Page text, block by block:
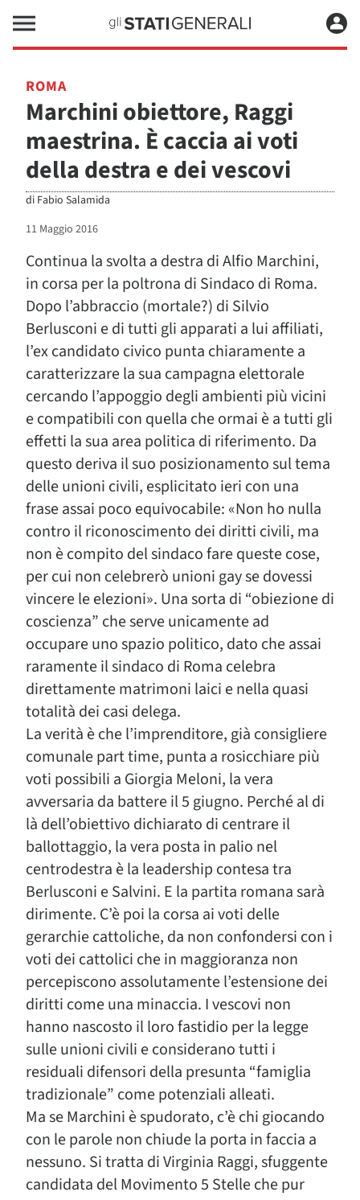
ROMA
Marchini obiettore, Raggi
maestrina. È caccia ai voti
della destra e dei vescovi
di Fabio Salamida
11 Maggio 2016
Continua la svolta a destra di Alfio Marchini,
in corsa per la poltrona di Sindaco di Roma.
Dopo l’abbraccio (mortale?) di Silvio
Berlusconi e di tutti gli apparati a lui affiliati,
l’ex candidato civico punta chiaramente a
caratterizzare la sua campagna elettorale
cercando l’appoggio degli ambienti più vicini
e compatibili con quella che ormai è a tutti gli
effetti la sua area politica di riferimento. Da
questo deriva il suo posizionamento sul tema
delle unioni civili, esplicitato ieri con una
frase assai poco equivocabile: «Non ho nulla
contro il riconoscimento dei diritti civili, ma
non è compito del sindaco fare queste cose,
per cui non celebrerò unioni gay se dovessi
vincere le elezioni». Una sorta di “obiezione di
coscienza” che serve unicamente ad
occupare uno spazio politico, dato che assai
raramente il sindaco di Roma celebra
direttamente matrimoni laici e nella quasi
totalità dei casi delega.
La verità è che l’imprenditore, già consigliere
comunale part time, punta a rosicchiare più
voti possibili a Giorgia Meloni, la vera
avversaria da battere il 5 giugno. Perché al di
là dell’obiettivo dichiarato di centrare il
ballottaggio, la vera posta in palio nel
centrodestra è la leadership contesa tra
Berlusconi e Salvini. E la partita romana sarà
dirimente. C’è poi la corsa ai voti delle
gerarchie cattoliche, da non confondersi con i
voti dei cattolici che in maggioranza non
percepiscono assolutamente l’estensione dei
diritti come una minaccia. I vescovi non
hanno nascosto il loro fastidio per la legge
sulle unioni civili e considerano tutti i
residuali difensori della presunta “famiglia
tradizionale” come potenziali alleati.
Ma se Marchini è spudorato, c’è chi giocando
con le parole non chiude la porta in faccia a
nessuno. Si tratta di Virginia Raggi, sfuggente
candidata del Movimento 5 Stelle che pur